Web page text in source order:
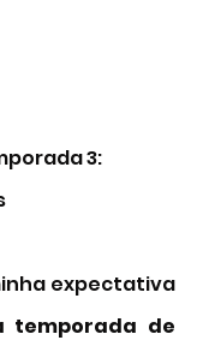
3:
expectativa